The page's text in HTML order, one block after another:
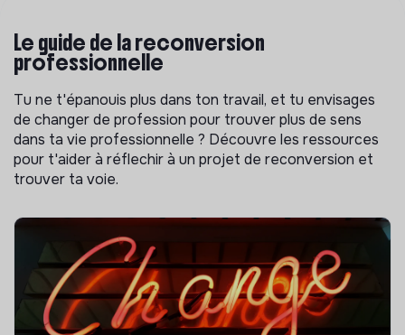
Le guide de la reconversion
professionnelle
Tu ne t'épanouis plus dans ton travail, et tu envisages
de changer de profession pour trouver plus de sens
dans ta vie professionnelle ? Découvre les ressources
pour t'aider à réflechir à un projet de reconversion et
trouver ta voie.